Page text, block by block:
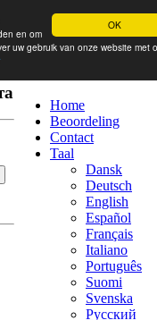
OK
en om
uw gebruik van onze website met
Home
Beoordeling
Contact
Taal
Dansk
Deutsch
English
Español
Français
Italiano
Português
Suomi
Svenska
Русский